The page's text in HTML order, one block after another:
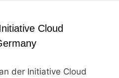
Cloud
der Initiative Cloud